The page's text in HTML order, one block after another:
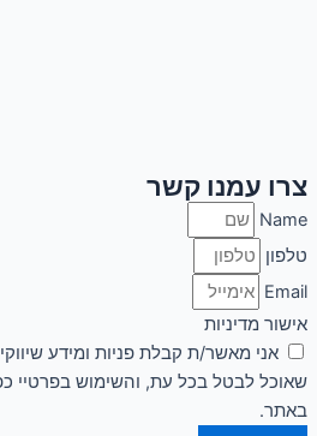
צרו עמנו קשר
Name
טלפון
Email
אישור מדיניות
אני מאשר/ת קבלת פניות ומידע שיווקי
שאוכל לבטל בכל עת, והשימוש בפרטיי
באתר.